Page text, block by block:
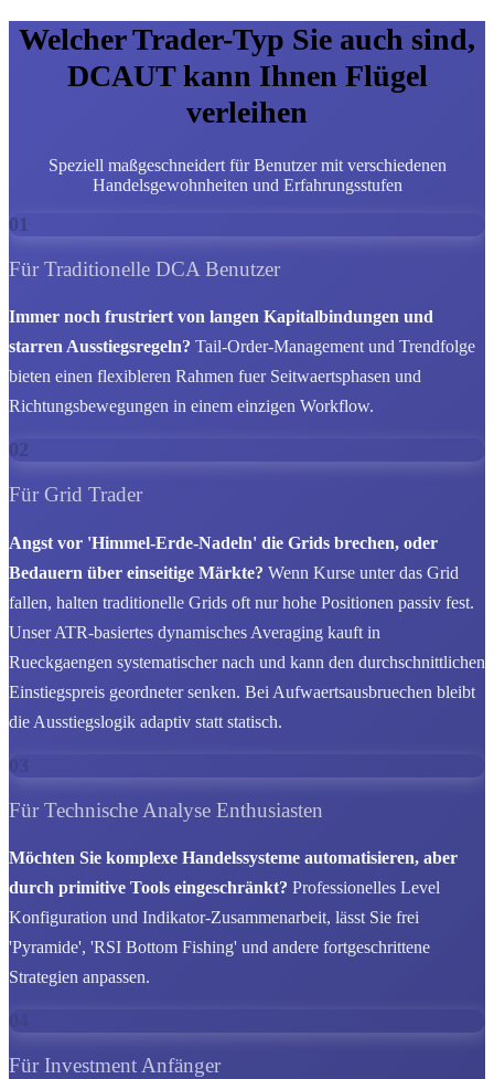
Welcher Trader-Typ Sie auch sind,
DCAUT kann Ihnen Flügel
verleihen
Speziell maßgeschneidert für Benutzer mit verschiedenen
Handelsgewohnheiten und Erfahrungsstufen
01
Für Traditionelle DCA Benutzer
Immer noch frustriert von langen Kapitalbindungen und
starren Ausstiegsregeln? Tail-Order-Management und Trendfolge
bieten einen flexibleren Rahmen fuer Seitwaertsphasen und
Richtungsbewegungen in einem einzigen Workflow.
02
Für Grid Trader
Angst vor 'Himmel-Erde-Nadeln' die Grids brechen, oder
Bedauern über einseitige Märkte? Wenn Kurse unter das Grid
fallen, halten traditionelle Grids oft nur hohe Positionen passiv fest.
Unser ATR-basiertes dynamisches Averaging kauft in
Rueckgaengen systematischer nach und kann den durchschnittlichen
Einstiegspreis geordneter senken. Bei Aufwaertsausbruechen bleibt
die Ausstiegslogik adaptiv statt statisch.
03
Für Technische Analyse Enthusiasten
Möchten Sie komplexe Handelssysteme automatisieren, aber
durch primitive Tools eingeschränkt? Professionelles Level
Konfiguration und Indikator-Zusammenarbeit, lässt Sie frei
'Pyramide', 'RSI Bottom Fishing' und andere fortgeschrittene
Strategien anpassen.
Für Investment Anfänger